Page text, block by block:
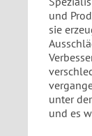
und
sie
unter
und es